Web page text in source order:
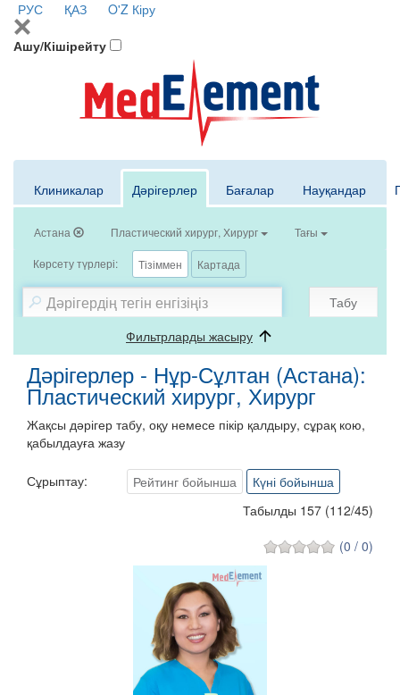
РУС ҚАЗ O'Z Кіру
Ашу/Кішірейту
Клиникалар Дәрігерлер Бағалар Науқандар
Астана Пластический хирург, Хирург Тағы
Көрсету түрлері: Тізіммен Картада
Табу
Фильтрларды жасыру
Дәрігерлер - Нұр-Сұлтан (Астана):
Пластический хирург, Хирург
Жақсы дәрігер табу, оқу немесе пікір қалдыру, сұрақ кою,
қабылдауға жазу
Сұрыптау: Рейтинг бойынша
Күні бойынша
Табылды 157 (112/45)
(0 / 0)